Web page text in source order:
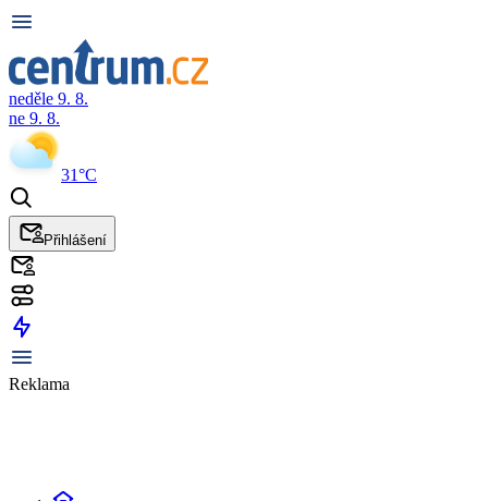
neděle 9. 8.
ne 9. 8.
31°C
Přihlášení
Reklama